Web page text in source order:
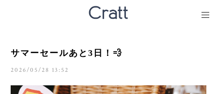
サマーセールあと3日！💨
2026/05/28 13:52